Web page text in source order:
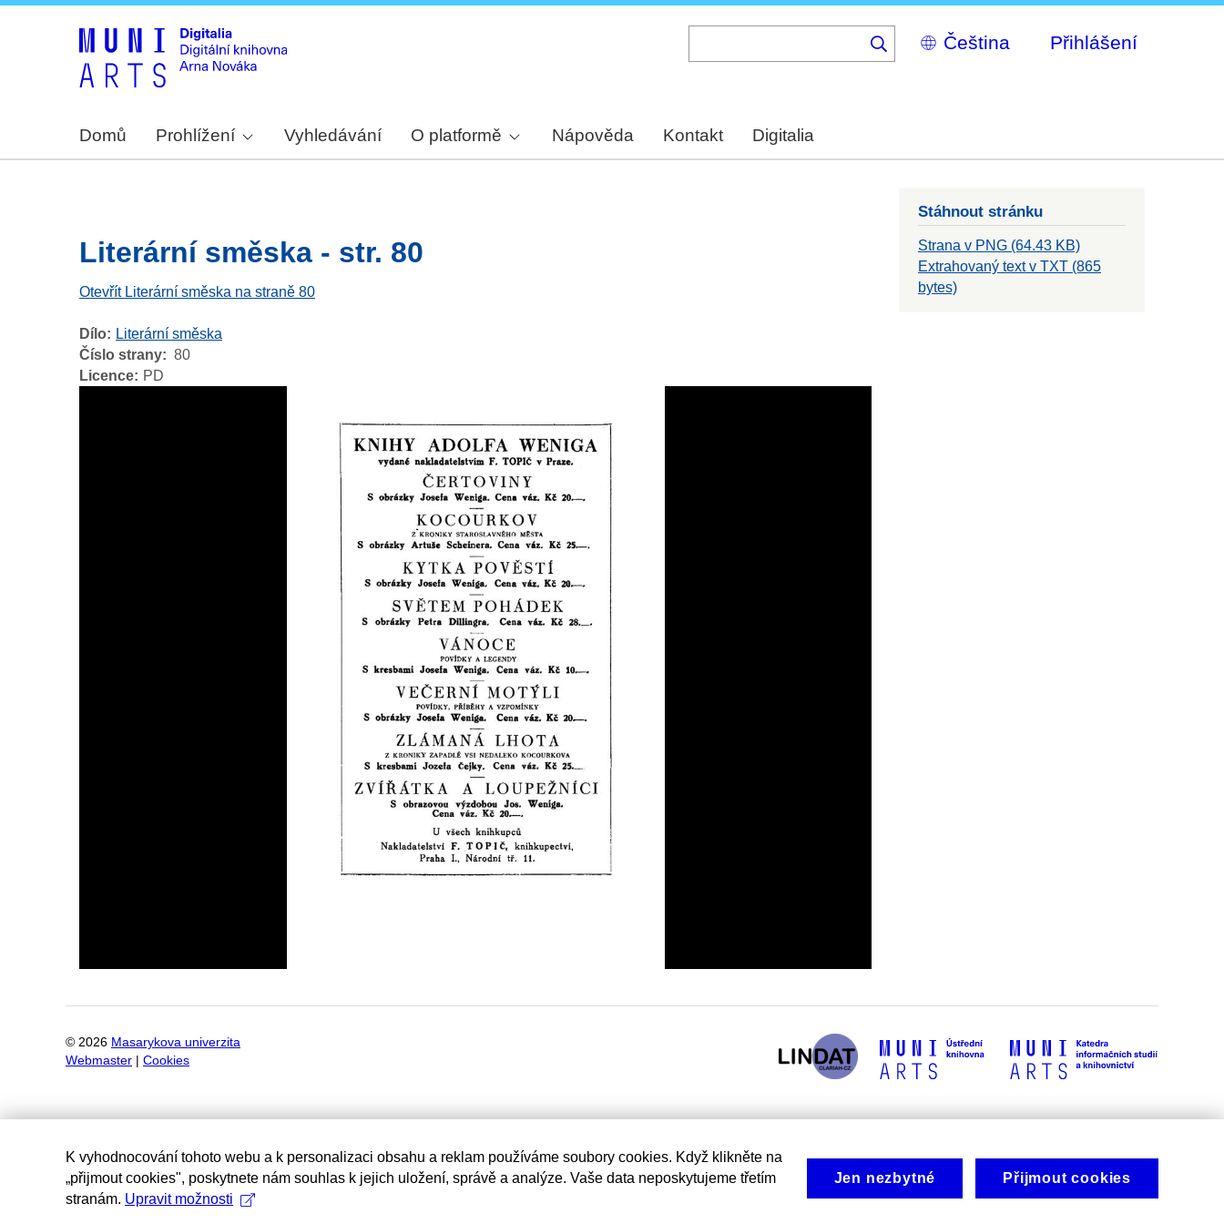
Select
your
Přihlášení
Domů Prohlížení Vyhledávání O platformě Nápověda Kontakt Digitalia
Literární směska - str. 80
Otevřít Literární směska na straně 80
Dílo
Literární směska
Číslo strany
80
Licence
PD
Stáhnout stránku
Strana v PNG (64.43 KB)
Extrahovaný text v TXT (865
bytes)
© 2026 Masarykova univerzita
Webmaster
Cookies
K vyhodnocování tohoto webu a k personalizaci obsahu a reklam používáme soubory cookies. Když klikněte na
„přijmout cookies", poskytnete nám souhlas k jejich uložení, správě a analýze. Vaše data neposkytujeme třetím
stranám. Upravit možnosti
Jen nezbytné Přijmout cookies